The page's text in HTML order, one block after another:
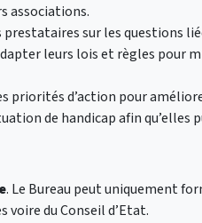
associations.
sur les questions
leurs lois et règles pour
priorités d’action pour
de handicap afin qu’elles
. Le Bureau peut uniquement
voire du Conseil d’Etat.